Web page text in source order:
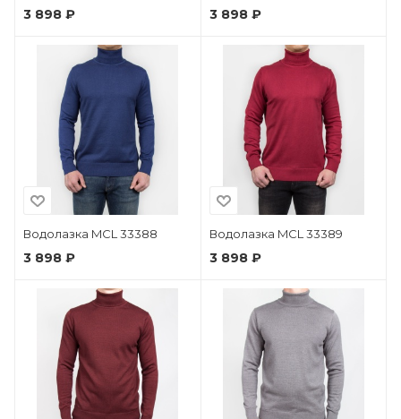
3 898 ₽ 3 898 ₽
Водолазка MCL 33388
3 898 ₽
Водолазка MCL 33389
3 898 ₽